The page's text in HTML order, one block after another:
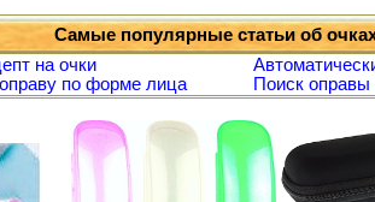
Самые популярные статьи об
на очки
по форме лица
Поиск оправы